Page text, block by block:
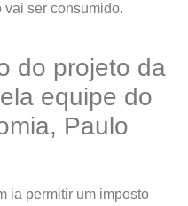
vai ser consumido.
do projeto da
equipe do
Paulo
ia permitir um imposto